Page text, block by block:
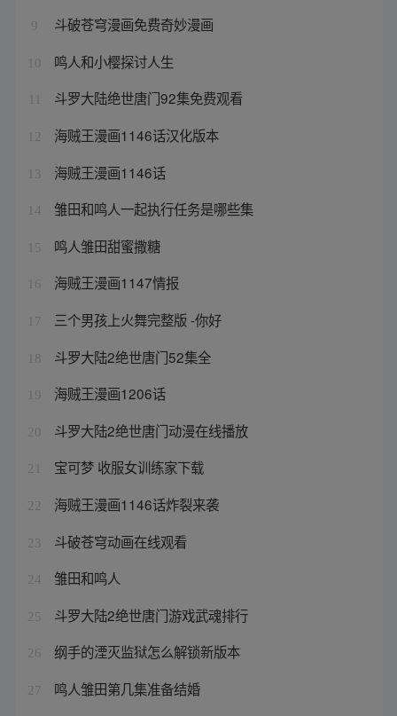
9 斗破苍穹漫画免费奇妙漫画
10 鸣人和小樱探讨人生
斗罗大陆绝世唐门92集免费观看
12 海贼王漫画1146话汉化版本
13 海贼王漫画1146话
14 雏田和鸣人一起执行任务是哪些集
15 鸣人雏田甜蜜撒糖
16 海贼王漫画1147情报
17 三个男孩上火舞完整版 -你好
18 斗罗大陆2绝世唐门52集全
19 海贼王漫画1206话
20 斗罗大陆2绝世唐门动漫在线播放
21 宝可梦 收服女训练家下载
22 海贼王漫画1146话炸裂来袭
23 斗破苍穹动画在线观看
24 雏田和鸣人
25 斗罗大陆2绝世唐门游戏武魂排行
26 纲手的湮灭监狱怎么解锁新版本
27
鸣人雏田第几集准备结婚